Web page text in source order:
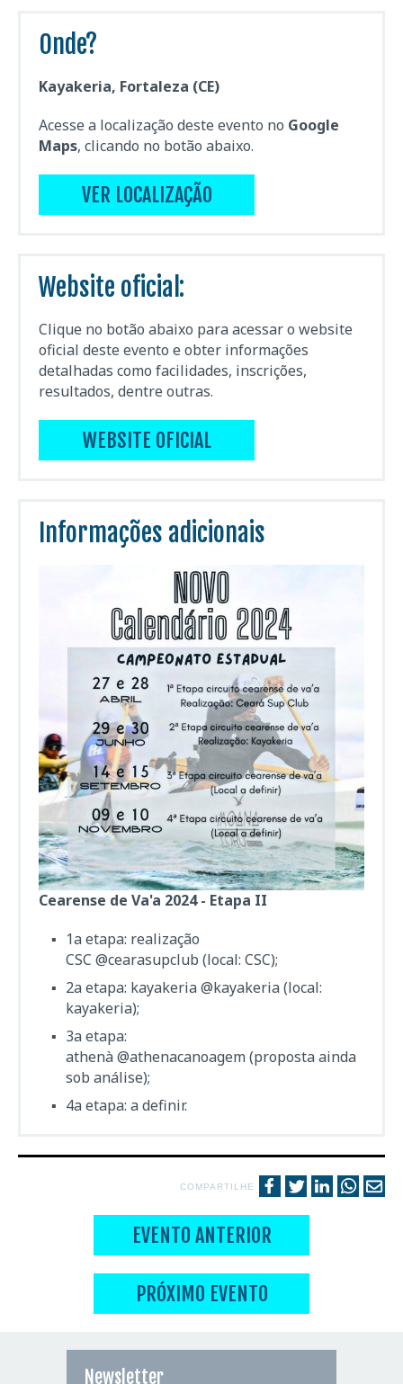
Onde?
Kayakeria, Fortaleza (CE)
Acesse a localização deste evento no Google
Maps, clicando no botão abaixo.
VER LOCALIZAÇÃO
Website oficial:
Clique no botão abaixo para acessar o website
oficial deste evento e obter informações
detalhadas como facilidades, inscrições,
resultados, dentre outras.
WEBSITE OFICIAL
Informações adicionais
Cearense de Va'a 2024 - Etapa II
1a etapa: realização
CSC @cearasupclub (local: CSC);
2a etapa: kayakeria@kayakeria(local:
kayakeria);
3a etapa:
athenà@athenacanoagem(proposta ainda
sob análise);
4a etapa: a definir.
COMPARTILHE
EVENTO ANTERIOR
PRÓXIMO EVENTO
Newsletter